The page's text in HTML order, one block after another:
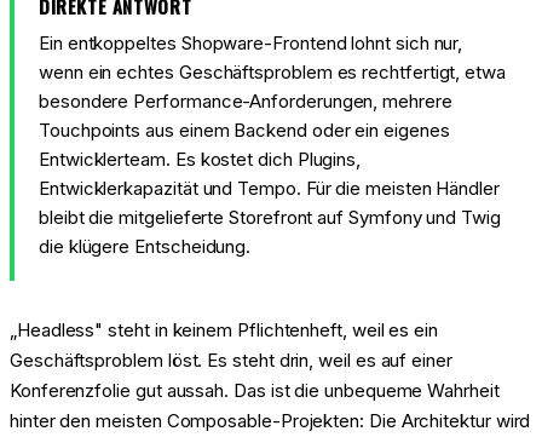
DIREKTE ANTWORT
Ein entkoppeltes Shopware-Frontend lohnt sich nur,
wenn ein echtes Geschäftsproblem es rechtfertigt, etwa
besondere Performance-Anforderungen, mehrere
Touchpoints aus einem Backend oder ein eigenes
Entwicklerteam. Es kostet dich Plugins,
Entwicklerkapazität und Tempo. Für die meisten Händler
bleibt die mitgelieferte Storefront auf Symfony und Twig
die klügere Entscheidung.
„Headless" steht in keinem Pflichtenheft, weil es ein
Geschäftsproblem löst. Es steht drin, weil es auf einer
Konferenzfolie gut aussah. Das ist die unbequeme Wahrheit
hinter den meisten Composable-Projekten: Die Architektur wird